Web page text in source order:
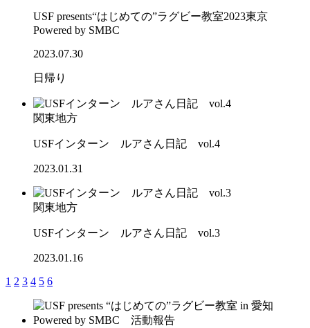
USF presents“はじめての”ラグビー教室2023東京
Powered by SMBC
2023.07.30
日帰り
関東地方
USFインターン ルアさん日記 vol.4
2023.01.31
関東地方
USFインターン ルアさん日記 vol.3
2023.01.16
1 2 3 4 5 6